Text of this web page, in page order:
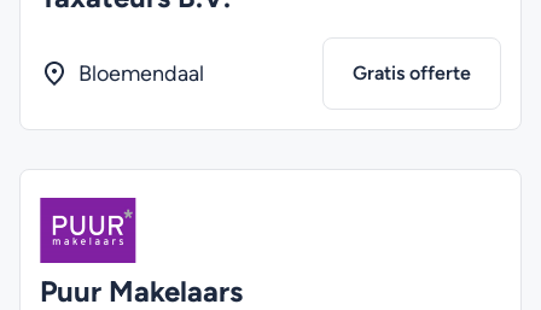
Bloemendaal Gratis offerte
Puur Makelaars